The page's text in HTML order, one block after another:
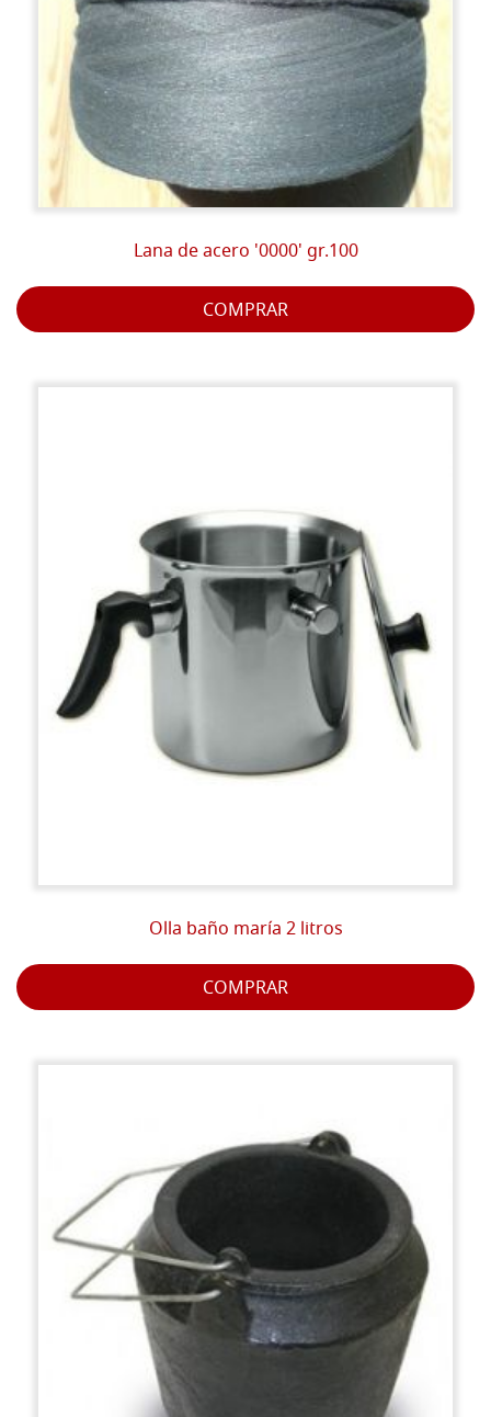
Lana de acero '0000' gr.100
COMPRAR
Olla baño maría 2 litros
COMPRAR